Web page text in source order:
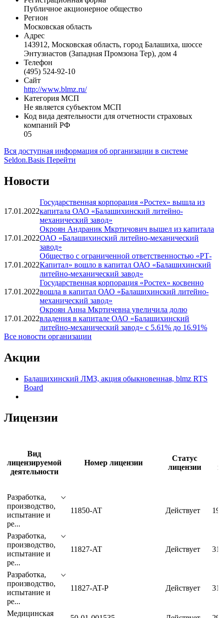
литейно-механический завод"
Статус организации
Действующая
Регистрационная форма
Публичное акционерное общество
Регион
Московская область
Адрес
143912, Московская область, город Балашиха, шоссе
Энтузиастов (Западная Промзона Тер), дом 4
Телефон
(495) 524-92-10
Сайт
http://www.blmz.ru/
Категория МСП
Код вида деятельности для отчетности страховых
компаний РФ
Вся доступная информация об организации в системе
Новости
Государственная корпорация «Ростех» вышла из
капитала ОАО «Балашихинский литейно-
механический завод»
Окроян Андраник Мкртичович вышел из капитала
ОАО «Балашихинский литейно-механический
завод»
Общество с ограниченной ответственностью «РТ-
Капитал» вошло в капитал ОАО «Балашихинский
литейно-механический завод»
Государственная корпорация «Ростех» косвенно
вошла в капитал ОАО «Балашихинский литейно-
механический завод»
17.01.2022
Окроян Анна Мкртичевна увеличила долю
литейно-механический завод» с 5.61% до 16.91%
Акции
Board
Лицензии
лицензируемой
деятельности
Разработка,
производство,
испытание и
ре...
11850-AT Действует
Разработка,
производство,
испытание и
ре...
11827-AT Действует
Разработка,